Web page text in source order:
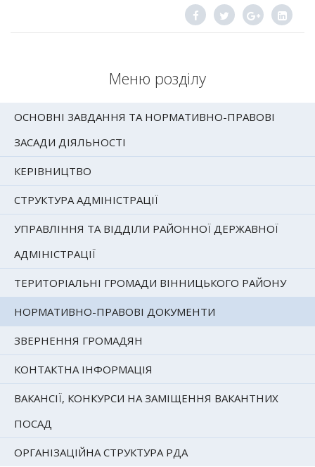
Меню розділу
ОСНОВНІ ЗАВДАННЯ ТА НОРМАТИВНО-ПРАВОВІ
ЗАСАДИ ДІЯЛЬНОСТІ
КЕРІВНИЦТВО
СТРУКТУРА АДМІНІСТРАЦІЇ
УПРАВЛІННЯ ТА ВІДДІЛИ РАЙОННОЇ ДЕРЖАВНОЇ
АДМІНІСТРАЦІЇ
ТЕРИТОРІАЛЬНІ ГРОМАДИ ВІННИЦЬКОГО РАЙОНУ
НОРМАТИВНО-ПРАВОВІ ДОКУМЕНТИ
ЗВЕРНЕННЯ ГРОМАДЯН
КОНТАКТНА ІНФОРМАЦІЯ
ВАКАНСІЇ, КОНКУРСИ НА ЗАМІЩЕННЯ ВАКАНТНИХ
ПОСАД
ОРГАНІЗАЦІЙНА СТРУКТУРА РДА